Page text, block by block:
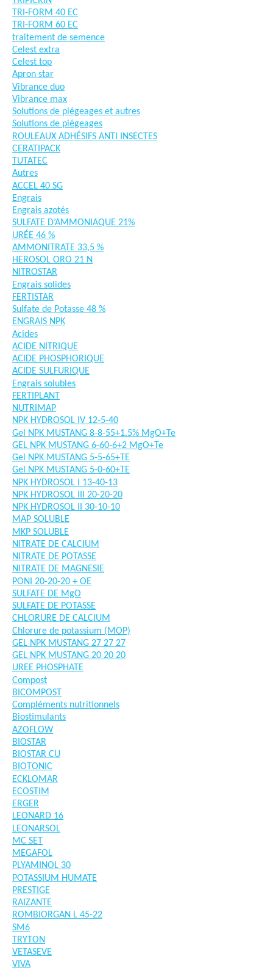
TRI-FORM 40 EC
TRI-FORM 60 EC
traitement de semence
Celest extra
Celest top
Apron star
Vibrance duo
Vibrance max
Solutions de piégeages et autres
Solutions de piégeages
ROULEAUX ADHÉSIFS ANTI INSECTES
CERATIPACK
TUTATEC
Autres
ACCEL 40 SG
Engrais
Engrais azotés
SULFATE D’AMMONIAQUE 21%
URÉE 46 %
AMMONITRATE 33,5 %
HEROSOL ORO 21 N
NITROSTAR
Engrais solides
FERTISTAR
Sulfate de Potasse 48 %
ENGRAIS NPK
Acides
ACIDE NITRIQUE
ACIDE PHOSPHORIQUE
ACIDE SULFURIQUE
Engrais solubles
FERTIPLANT
NUTRIMAP
NPK HYDROSOL IV 12-5-40
Gel NPK MUSTANG 8-8-55+1.5% MgO+Te
GEL NPK MUSTANG 6-60-6+2 MgO+Te
Gel NPK MUSTANG 5-5-65+TE
Gel NPK MUSTANG 5-0-60+TE
NPK HYDROSOL I 13-40-13
NPK HYDROSOL III 20-20-20
NPK HYDROSOL II 30-10-10
MAP SOLUBLE
MKP SOLUBLE
NITRATE DE CALCIUM
NITRATE DE POTASSE
NITRATE DE MAGNESIE
PONI 20-20-20 + OE
SULFATE DE MgO
SULFATE DE POTASSE
CHLORURE DE CALCIUM
Chlorure de potassium (MOP)
GEL NPK MUSTANG 27 27 27
GEL NPK MUSTANG 20 20 20
UREE PHOSPHATE
Compost
BICOMPOST
Compléments nutritionnels
Biostimulants
AZOFLOW
BIOSTAR
BIOSTAR CU
BIOTONIC
ECKLOMAR
ECOSTIM
ERGER
LEONARD 16
LEONARSOL
MC SET
MEGAFOL
PLYAMINOL 30
POTASSIUM HUMATE
PRESTIGE
RAIZANTE
ROMBIORGAN L 45-22
SM6
TRYTON
VETASEVE
VIVA